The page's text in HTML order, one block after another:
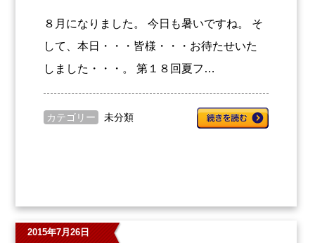
８月になりました。 今日も暑いですね。 そ
して、本日・・・皆様・・・お待たせいた
しました・・・。 第１８回夏フ…
カテゴリー 未分類
2015年7月26日